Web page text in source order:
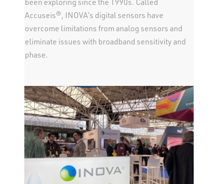
Accuseis®, INOVA’s digital sensors have
overcome limitations from analog sensors and
eliminate issues with broadband sensitivity and
phase.